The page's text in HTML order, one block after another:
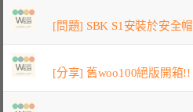
[問題] SBK S1安裝於安全
[分享] 舊woo100絕版開箱!!